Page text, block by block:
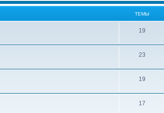
ТЕМЫ
19
23
19
17